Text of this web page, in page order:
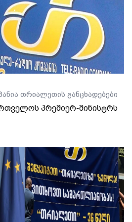
თრიალეთის განცხადებები
პრემიერ-მინისტრს